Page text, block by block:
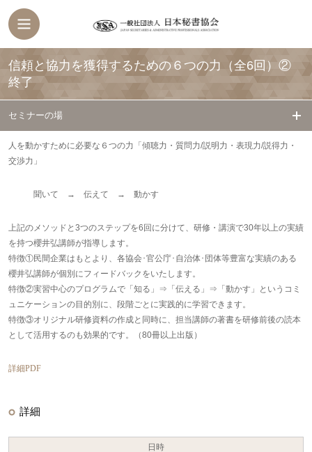
信頼と協力を獲得するための６つの力（全6回）②
終了
セミナーの場
人を動かすために必要な６つの力「傾聴力・質問力/説明力・表現力/説得力・
交渉力」
聞いて → 伝えて → 動かす
上記のメソッドと3つのステップを6回に分けて、研修・講演で30年以上の実績
を持つ櫻井弘講師が指導します。
特徴①民間企業はもとより、各協会･官公庁･自治体･団体等豊富な実績のある
櫻井弘講師が個別にフィードバックをいたします。
特徴②実習中心のプログラムで「知る」⇒「伝える」⇒「動かす」というコミ
ュニケーションの目的別に、段階ごとに実践的に学習できます。
特徴③オリジナル研修資料の作成と同時に、担当講師の著書を研修前後の読本
として活用するのも効果的です。（80冊以上出版）
詳細PDF
詳細
日時